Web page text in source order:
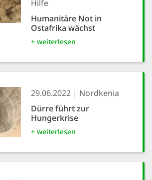
Hilfe
Humanitäre Not in
Ostafrika wächst
+ weiterlesen
29.06.2022
Nordkenia
Dürre führt zur
Hungerkrise
+ weiterlesen